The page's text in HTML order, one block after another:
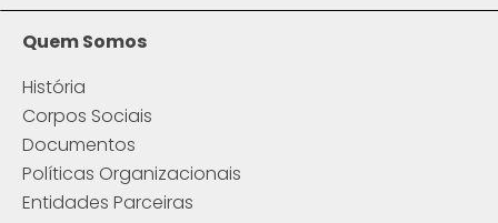
Quem Somos
História
Corpos Sociais
Documentos
Políticas Organizacionais
Entidades Parceiras